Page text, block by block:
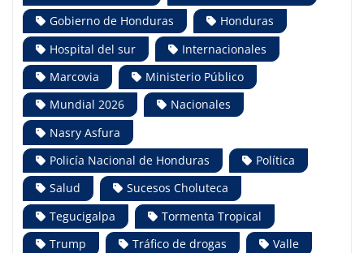
Gobierno de Honduras
Honduras
Hospital del sur
Internacionales
Marcovia
Ministerio Público
Mundial 2026
Nacionales
Nasry Asfura
Policía Nacional de Honduras
Política
Salud
Sucesos Choluteca
Tegucigalpa
Tormenta Tropical
Trump
Tráfico de drogas
Valle